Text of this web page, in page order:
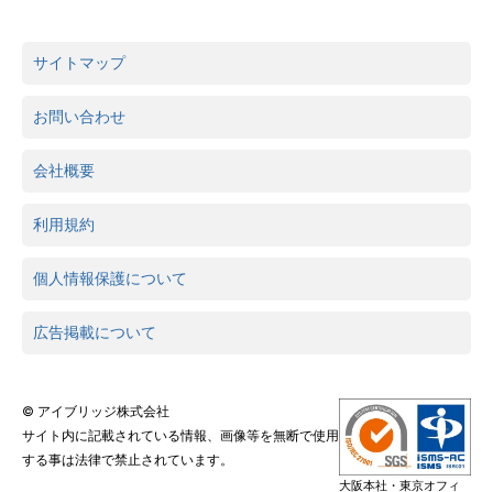
サイトマップ
お問い合わせ
会社概要
利用規約
個人情報保護について
広告掲載について
© アイブリッジ株式会社
サイト内に記載されている情報、画像等を無断で使用
する事は法律で禁止されています。
大阪本社・東京オフィ